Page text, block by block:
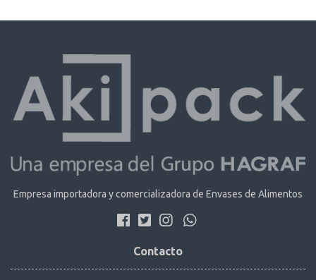
Empresa importadora y comercializadora de Envases de Alimentos
Contacto